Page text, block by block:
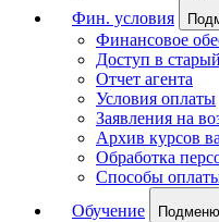
Фин. условия
Финансовое
Доступ в
Отчет агента
Условия оплаты
Заявления на
Архив курсов
Обработка
Способы
Обучение
Подменю